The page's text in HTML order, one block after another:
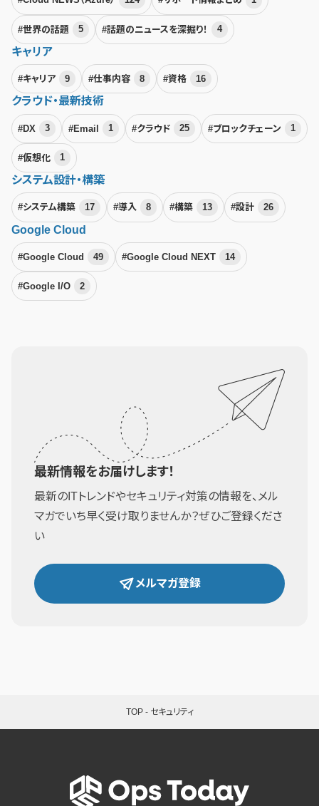
#世界の話題 5 #話題のニュースを深掘り！ 4
キャリア
#キャリア 9 #仕事内容 8 #資格 16
クラウド・最新技術
#DX 3 #Email 1 #クラウド 25 #ブロックチェーン 1
#仮想化 1
システム設計・構築
#システム構築 17 #導入 8 #構築 13 #設計 26
Google Cloud
#Google Cloud 49 #Google Cloud NEXT 14
#Google I/O 2
最新情報をお届けします！
最新のITトレンドやセキュリティ対策の情報を、メル
マガでいち早く受け取りませんか？ぜひご登録くださ
い
メルマガ登録
TOP- セキュリティ